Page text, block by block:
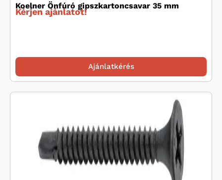
Koelner Önfúró gipszkartoncsavar 35 mm
Kérjen ajánlatot!
Ajánlatkérés